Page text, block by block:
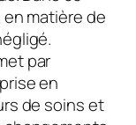
matière de
par
en
de soins et